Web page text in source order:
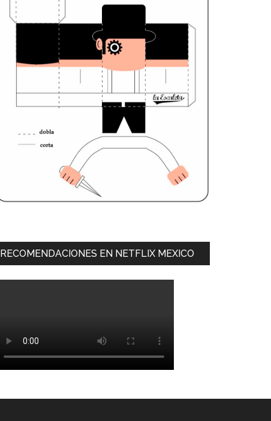
RECOMENDACIONES EN NETFLIX MEXICO